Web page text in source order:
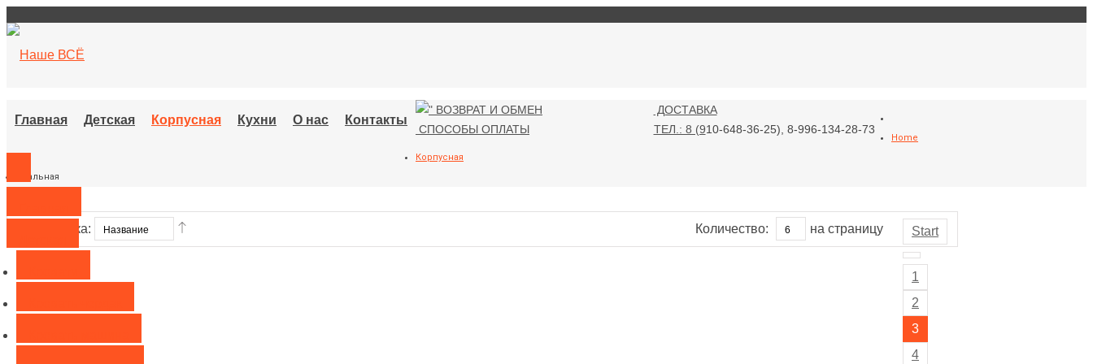
Главная Детская Корпусная Кухни О нас Контакты
ВОЗВРАТ И ОБМЕН
ДОСТАВКА
СПОСОБЫ ОПЛАТЫ
ТЕЛ.: 8 (910-648-36-25), 8-996-134-28-73
Home
Корпусная
Спальная
Сортировка: Start
1
2
3
4
Количество: на страницу